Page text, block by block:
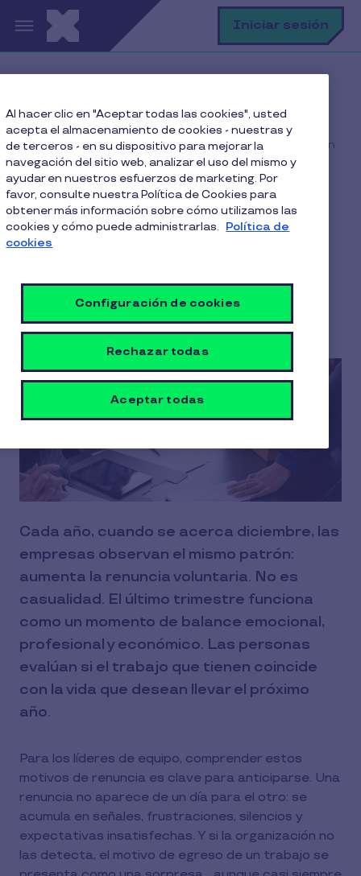
Pasar al contenido principal Iniciar sesión
Rotación de personal
Las 5 causas más comunes de renuncia voluntaria a fin
de año
Las 5 causas más
voluntaria a fin de año
6 Min de Lectura 28 Noviembre 2025
Cada año, cuando se acerca diciembre, las
empresas observan el mismo patrón:
aumenta la renuncia voluntaria. No es
casualidad. El último trimestre funciona
como un momento de balance emocional,
profesional y económico. Las personas
evalúan si el trabajo que tienen coincide
con la vida que desean llevar el próximo
año.
Para los líderes de equipo, comprender estos
motivos de renuncia es clave para anticiparse. Una
renuncia no aparece de un día para el otro: se
acumula en señales, frustraciones, silencios y
expectativas insatisfechas. Y si la organización no
las detecta, el motivo de egreso de un trabajo se
Al hacer clic en "Aceptar todas las cookies", usted
acepta el almacenamiento de cookies - nuestras y
de terceros - en su dispositivo para mejorar la
navegación del sitio web, analizar el uso del mismo y
ayudar en nuestros esfuerzos de marketing. Por
favor, consulte nuestra Política de Cookies para
obtener más información sobre cómo utilizamos las
cookies y cómo puede administrarlas. Política de
cookies
Configuración de cookies
Rechazar todas
Aceptar todas